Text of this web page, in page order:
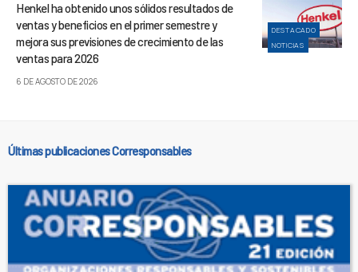
DESTACADO
NOTICIAS
Henkel ha obtenido unos sólidos resultados de
ventas y beneficios en el primer semestre y
mejora sus previsiones de crecimiento de las
ventas para 2026
6 DE AGOSTO DE 2026
Últimas publicaciones Corresponsables